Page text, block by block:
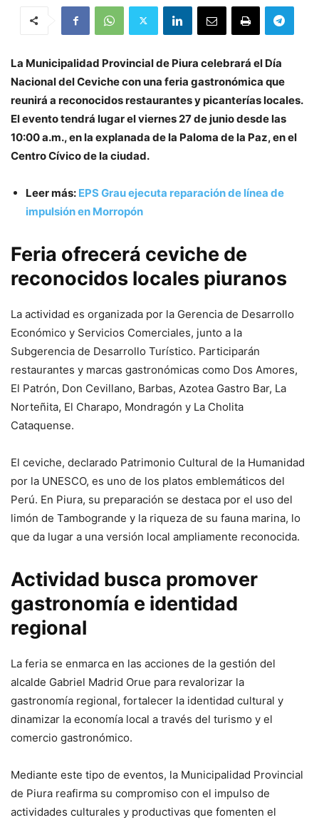
La Municipalidad Provincial de Piura celebrará el Día
Nacional del Ceviche con una feria gastronómica que
reunirá a reconocidos restaurantes y picanterías locales.
El evento tendrá lugar el viernes 27 de junio desde las
10:00 a.m., en la explanada de la Paloma de la Paz, en el
Centro Cívico de la ciudad.
Leer más: EPS Grau ejecuta reparación de línea de
impulsión en Morropón
Feria ofrecerá ceviche de
reconocidos locales piuranos
La actividad es organizada por la Gerencia de Desarrollo
Económico y Servicios Comerciales, junto a la
Subgerencia de Desarrollo Turístico. Participarán
restaurantes y marcas gastronómicas como Dos Amores,
El Patrón, Don Cevillano, Barbas, Azotea Gastro Bar, La
Norteñita, El Charapo, Mondragón y La Cholita
Cataquense.
El ceviche, declarado Patrimonio Cultural de la Humanidad
por la UNESCO, es uno de los platos emblemáticos del
Perú. En Piura, su preparación se destaca por el uso del
limón de Tambogrande y la riqueza de su fauna marina, lo
que da lugar a una versión local ampliamente reconocida.
Actividad busca promover
gastronomía e identidad
regional
La feria se enmarca en las acciones de la gestión del
alcalde Gabriel Madrid Orue para revalorizar la
gastronomía regional, fortalecer la identidad cultural y
dinamizar la economía local a través del turismo y el
comercio gastronómico.
Mediante este tipo de eventos, la Municipalidad Provincial
de Piura reafirma su compromiso con el impulso de
actividades culturales y productivas que fomenten el